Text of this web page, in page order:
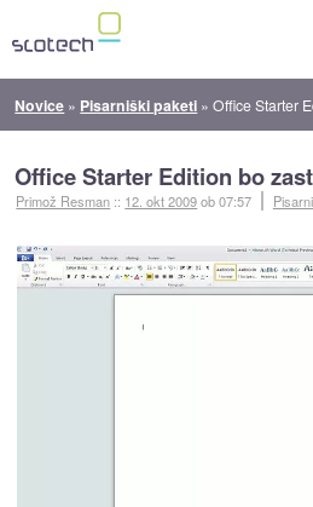
Novice » Pisarniški paketi »Office Starter
Office Starter Edition bo
Primož Resman :: 12. okt 2009ob 07:57